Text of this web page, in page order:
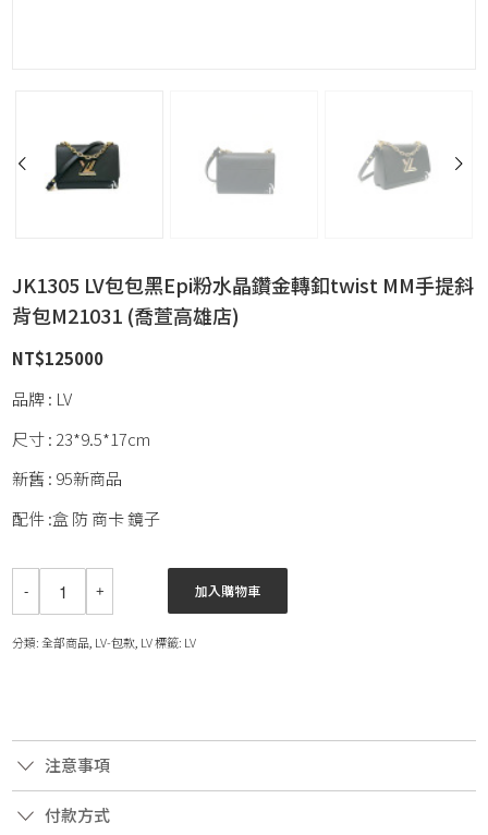
JK1305 LV包包黑Epi粉水晶鑽金轉釦twist MM手提斜
背包M21031 (喬萱高雄店)
NT$125000
品牌 : LV
尺寸 : 23*9.5*17cm
新舊 : 95新商品
配件 :盒 防 商卡 鏡子
加入購物車
分類:全部商品 LV-包款 LV標籤: LV
注意事項
付款方式